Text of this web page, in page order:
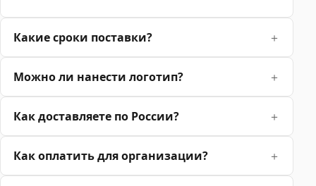
Какие сроки поставки?
Можно ли нанести логотип?
Как доставляете по России?
Как оплатить для организации?